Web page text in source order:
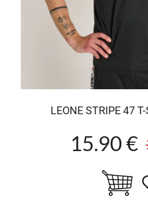
LEONE STRIPE 47
15.90 €